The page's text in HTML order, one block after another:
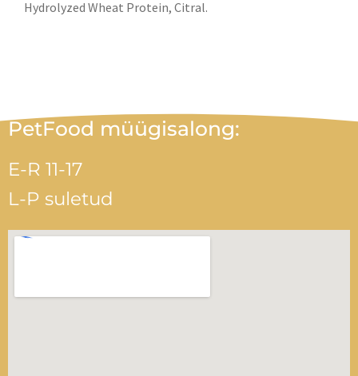
Hydrolyzed Wheat Protein, Citral.
PetFood müügisalong:
E-R 11-17
L-P suletud